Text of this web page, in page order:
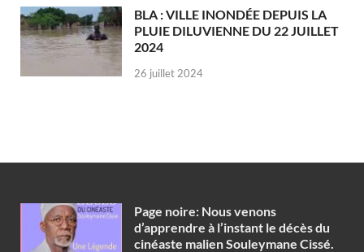
BLA : VILLE INONDÉE DEPUIS LA
PLUIE DILUVIENNE DU 22 JUILLET
2024
26 juillet 2024
Page noire: Nous venons
d’apprendre à l’instant le décès du
cinéaste malien Souleymane Cissé.